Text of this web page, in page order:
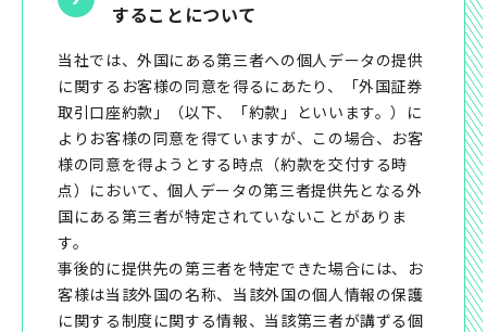
することについて
当社では、外国にある第三者への個人データの提供
に関するお客様の同意を得るにあたり、「外国証券
取引口座約款」（以下、「約款」といいます。）に
よりお客様の同意を得ていますが、この場合、お客
様の同意を得ようとする時点（約款を交付する時
点）において、個人データの第三者提供先となる外
国にある第三者が特定されていないことがありま
す。
事後的に提供先の第三者を特定できた場合には、お
客様は当該外国の名称、当該外国の個人情報の保護
に関する制度に関する情報、当該第三者が講ずる個